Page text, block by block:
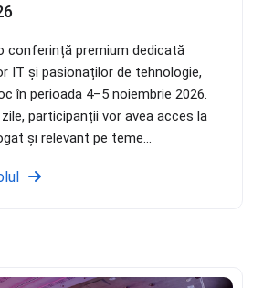
conferință premium dedicată
IT și pasionaților de tehnologie,
în perioada 4–5 noiembrie 2026.
participanții vor avea acces la
și relevant pe teme...